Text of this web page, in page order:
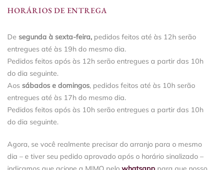
HORÁRIOS DE ENTREGA
De segunda à sexta-feira, pedidos feitos até às 12h serão
entregues até às 19h do mesmo dia.
Pedidos feitos após às 12h serão entregues a partir das 10h
do dia seguinte.
Aos sábados e domingos, pedidos feitos até às 10h serão
entregues até às 17h do mesmo dia.
Pedidos feitos após às 10h serão entregues a partir das 10h
do dia seguinte.
Agora, se você realmente precisar do arranjo para o mesmo
dia – e tiver seu pedido aprovado após o horário sinalizado –